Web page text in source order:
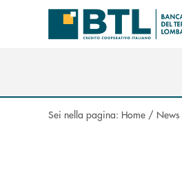
Salta al contenuto principale
Sei nella pagina: Home / News